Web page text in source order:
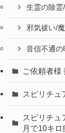
生霊の除
邪気祓い/
音信不通の
ご依頼者様
スピリチュ
スピリチ
月で10キ